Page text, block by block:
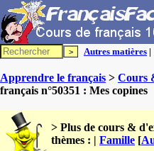
Autres matières |
Apprendre le français > Cours
français n°50351 : Mes copines
> Plus de cours &
thèmes : | Famille [